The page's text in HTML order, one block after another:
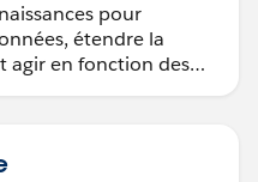
pour
étendre la
agir en fonction des